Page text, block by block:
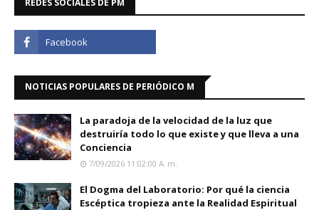
REDES SOCIALES DE PM
NOTICIAS POPULARES DE PERIÓDICO M
La paradoja de la velocidad de la luz que
destruiría todo lo que existe y que lleva a una
Conciencia
7/09/2026 11:02:00 A. M.
El Dogma del Laboratorio: Por qué la ciencia
Escéptica tropieza ante la Realidad Espiritual